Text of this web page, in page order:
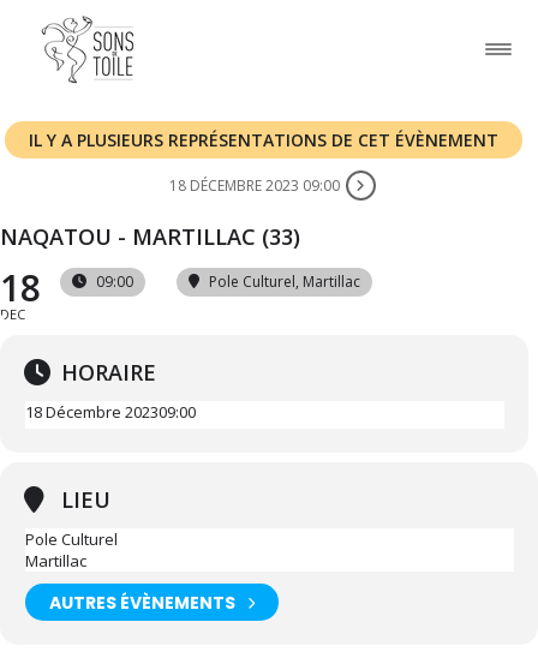
IL Y A PLUSIEURS REPRÉSENTATIONS DE CET ÉVÈNEMENT
18 DÉCEMBRE 2023 09:00
NAQATOU - MARTILLAC (33)
18
DEC
09:00 Pole Culturel, Martillac
HORAIRE
18 Décembre 202309:00
LIEU
Pole Culturel
Martillac
AUTRES ÉVÈNEMENTS